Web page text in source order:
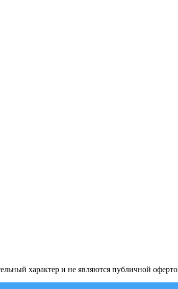
характер и не являются публичной